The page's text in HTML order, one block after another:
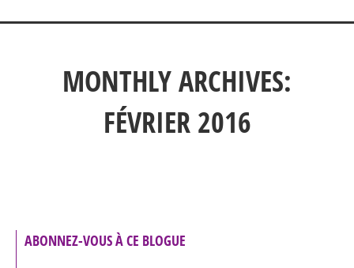
MONTHLY ARCHIVES:
FÉVRIER 2016
ABONNEZ-VOUS À CE BLOGUE